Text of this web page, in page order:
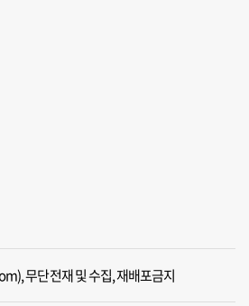
무단전재 및 수집, 재배포금지